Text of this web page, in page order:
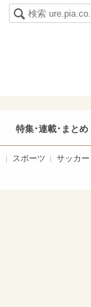
特集･連載･まとめ
スポーツ サッカー